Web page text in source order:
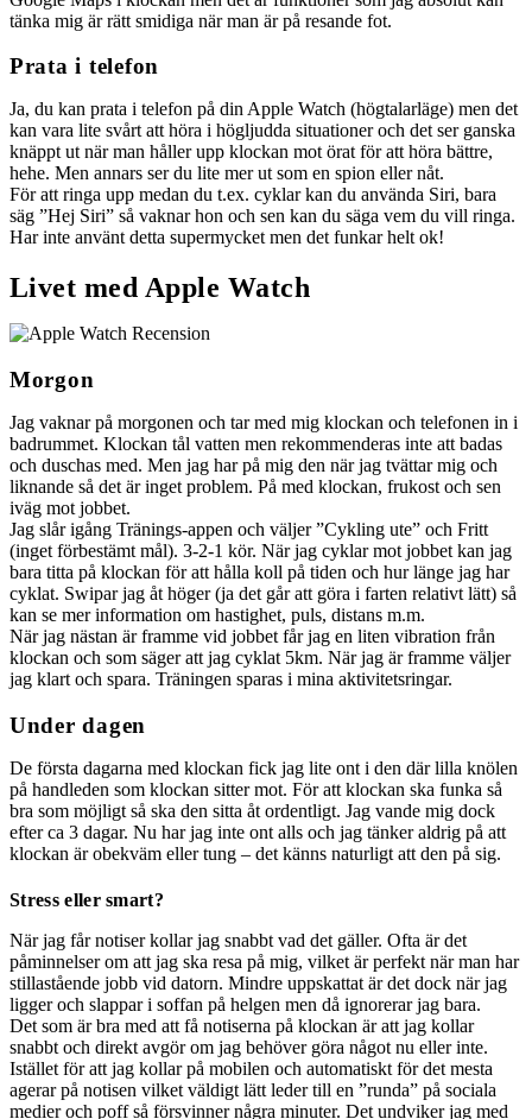
tänka mig är rätt smidiga när man är på resande fot.
Prata i telefon
Ja, du kan prata i telefon på din Apple Watch (högtalarläge) men det
kan vara lite svårt att höra i högljudda situationer och det ser ganska
knäppt ut när man håller upp klockan mot örat för att höra bättre,
hehe. Men annars ser du lite mer ut som en spion eller nåt.
För att ringa upp medan du t.ex. cyklar kan du använda Siri, bara
säg ”Hej Siri” så vaknar hon och sen kan du säga vem du vill ringa.
Har inte använt detta supermycket men det funkar helt ok!
Livet med Apple Watch
Morgon
Jag vaknar på morgonen och tar med mig klockan och telefonen in i
badrummet. Klockan tål vatten men rekommenderas inte att badas
och duschas med. Men jag har på mig den när jag tvättar mig och
liknande så det är inget problem. På med klockan, frukost och sen
iväg mot jobbet.
Jag slår igång Tränings-appen och väljer ”Cykling ute” och Fritt
(inget förbestämt mål). 3-2-1 kör. När jag cyklar mot jobbet kan jag
bara titta på klockan för att hålla koll på tiden och hur länge jag har
cyklat. Swipar jag åt höger (ja det går att göra i farten relativt lätt) så
kan se mer information om hastighet, puls, distans m.m.
När jag nästan är framme vid jobbet får jag en liten vibration från
klockan och som säger att jag cyklat 5km. När jag är framme väljer
jag klart och spara. Träningen sparas i mina aktivitetsringar.
Under dagen
De första dagarna med klockan fick jag lite ont i den där lilla knölen
på handleden som klockan sitter mot. För att klockan ska funka så
bra som möjligt så ska den sitta åt ordentligt. Jag vande mig dock
efter ca 3 dagar. Nu har jag inte ont alls och jag tänker aldrig på att
klockan är obekväm eller tung – det känns naturligt att den på sig.
Stress eller smart?
När jag får notiser kollar jag snabbt vad det gäller. Ofta är det
påminnelser om att jag ska resa på mig, vilket är perfekt när man har
stillastående jobb vid datorn. Mindre uppskattat är det dock när jag
ligger och slappar i soffan på helgen men då ignorerar jag bara.
Det som är bra med att få notiserna på klockan är att jag kollar
snabbt och direkt avgör om jag behöver göra något nu eller inte.
Istället för att jag kollar på mobilen och automatiskt för det mesta
agerar på notisen vilket väldigt lätt leder till en ”runda” på sociala
medier och poff så försvinner några minuter. Det undviker jag med